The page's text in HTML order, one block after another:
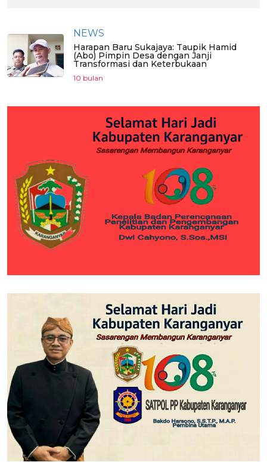
NEWS
Harapan Baru Sukajaya: Taupik Hamid
(Abo) Pimpin Desa dengan Janji
Transformasi dan Keterbukaan
10 bulan